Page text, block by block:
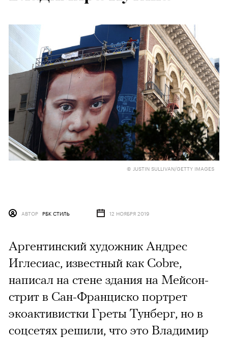
© JUSTIN SULLIVAN/GETTY IMAGES
АВТОР РБК СТИЛЬ 12 НОЯБРЯ 2019
Аргентинский художник Андрес
Иглесиас, известный как Cobre,
написал на стене здания на Мейсон-
стрит в Сан-Франциско портрет
экоактивистки Греты Тунберг, но в
соцсетях решили, что это Владимир